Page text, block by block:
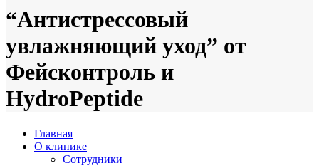
“Антистрессовый
увлажняющий уход” от
Фейсконтроль и
HydrоPeptide
Главная
О клинике
Сотрудники